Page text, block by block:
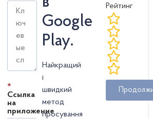
*
Ссылка
на
приложение
Google
Play.
Найкращий
і
швидкий
метод
просування
Рейтинг